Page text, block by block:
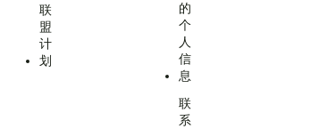
联
盟
计
划
的
个
人
信
息
联
系